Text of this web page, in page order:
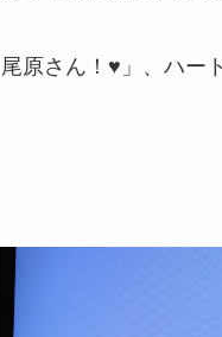
原さん！♥」、ハー